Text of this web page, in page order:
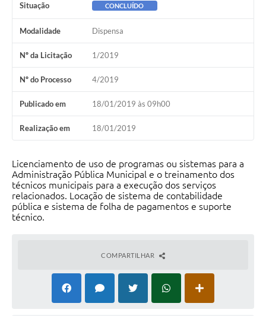
Situação CONCLUÍDO
Modalidade Dispensa
Nº da Licitação 1/2019
Nº do Processo 4/2019
Publicado em 18/01/2019 às 09h00
Realização em 18/01/2019
Licenciamento de uso de programas ou sistemas para a
Administração Pública Municipal e o treinamento dos
técnicos municipais para a execução dos serviços
relacionados. Locação de sistema de contabilidade
pública e sistema de folha de pagamentos e suporte
técnico.
COMPARTILHAR